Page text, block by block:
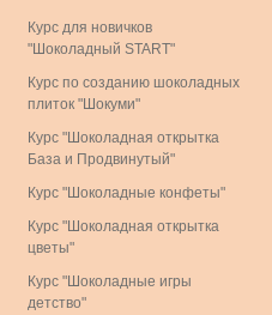
Курс для новичков
"Шоколадный START"
Курс по созданию шоколадных
плиток "Шокуми"
Курс "Шоколадная открытка
База и Продвинутый"
Курс "Шоколадные конфеты"
Курс "Шоколадная открытка
цветы"
Курс "Шоколадные игры
детство"